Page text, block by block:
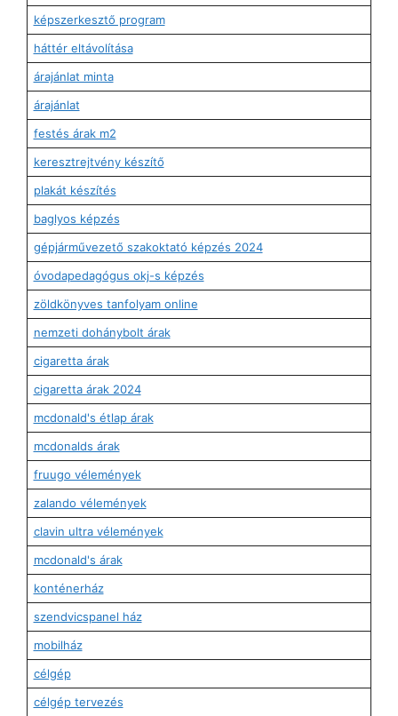
képszerkesztő program
háttér eltávolítása
árajánlat minta
árajánlat
festés árak m2
keresztrejtvény készítő
plakát készítés
baglyos képzés
gépjárművezető szakoktató képzés 2024
óvodapedagógus okj-s képzés
zöldkönyves tanfolyam online
nemzeti dohánybolt árak
cigaretta árak
cigaretta árak 2024
mcdonald's étlap árak
mcdonalds árak
fruugo vélemények
zalando vélemények
clavin ultra vélemények
mcdonald's árak
konténerház
szendvicspanel ház
mobilház
célgép
célgép tervezés